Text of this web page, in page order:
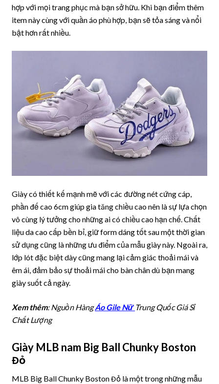
hợp với mọi trang phục mà bạn sở hữu. Khi bạn điểm thêm
item này cùng với quần áo phù hợp, bạn sẽ tỏa sáng và nổi
bật hơn rất nhiều.
Giày có thiết kế mạnh mẽ với các đường nét cứng cáp,
phần đế cao 6cm giúp gia tăng chiều cao nên là sự lựa chọn
vô cùng lý tưởng cho những ai có chiều cao hạn chế. Chất
liệu da cao cấp bền bỉ, giữ form dáng tốt sau một thời gian
sử dụng cũng là những ưu điểm của mẫu giày này. Ngoài ra,
lớp lót đặc biệt dày cũng mang lại cảm giác thoải mái và
êm ái, đảm bảo sự thoải mái cho bàn chân dù bạn mang
giày suốt cả ngày.
Xem thêm: Nguồn Hàng Áo Gile Nữ Trung Quốc Giá Sỉ
Chất Lượng
Giày MLB nam Big Ball Chunky Boston
Đỏ
MLB Big Ball Chunky Boston Đỏ là một trong những mẫu